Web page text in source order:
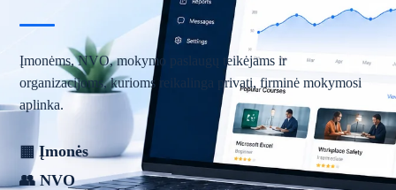
Įmonėms, NVO, mokymo paslaugų teikėjams ir
organizacijoms, kurioms reikalinga privati, firminė mokymosi
aplinka.
▦ Įmonės
👥 NVO